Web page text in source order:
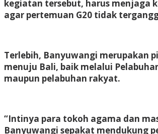
kegiatan tersebut, harus menjaga
agar pertemuan G20 tidak
Terlebih, Banyuwangi merupakan
menuju Bali, baik melalui
maupun pelabuhan rakyat.
“Intinya para tokoh agama dan
Banyuwangi sepakat mendukung